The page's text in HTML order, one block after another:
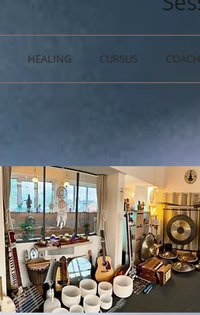
HEALING CURSUS